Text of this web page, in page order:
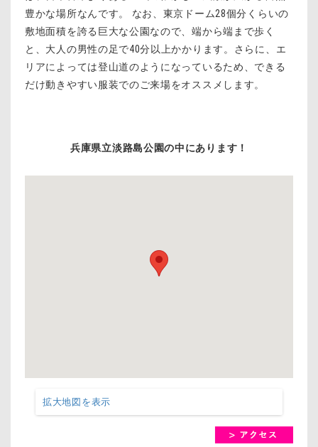
豊かな場所なんです。 なお、東京ドーム28個分くらいの
敷地面積を誇る巨大な公園なので、端から端まで歩く
と、大人の男性の足で40分以上かかります。さらに、エ
リアによっては登山道のようになっているため、できる
だけ動きやすい服装でのご来場をオススメします。
兵庫県立淡路島公園の中にあります！
拡大地図を表示